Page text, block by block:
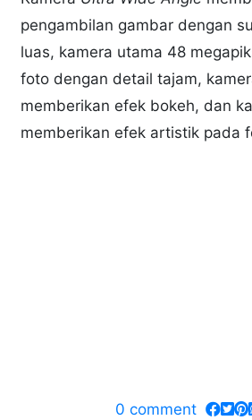
pengambilan gambar dengan
luas, kamera utama 48
foto dengan detail tajam,
memberikan efek bokeh, dan
memberikan efek artistik pada
0 comment